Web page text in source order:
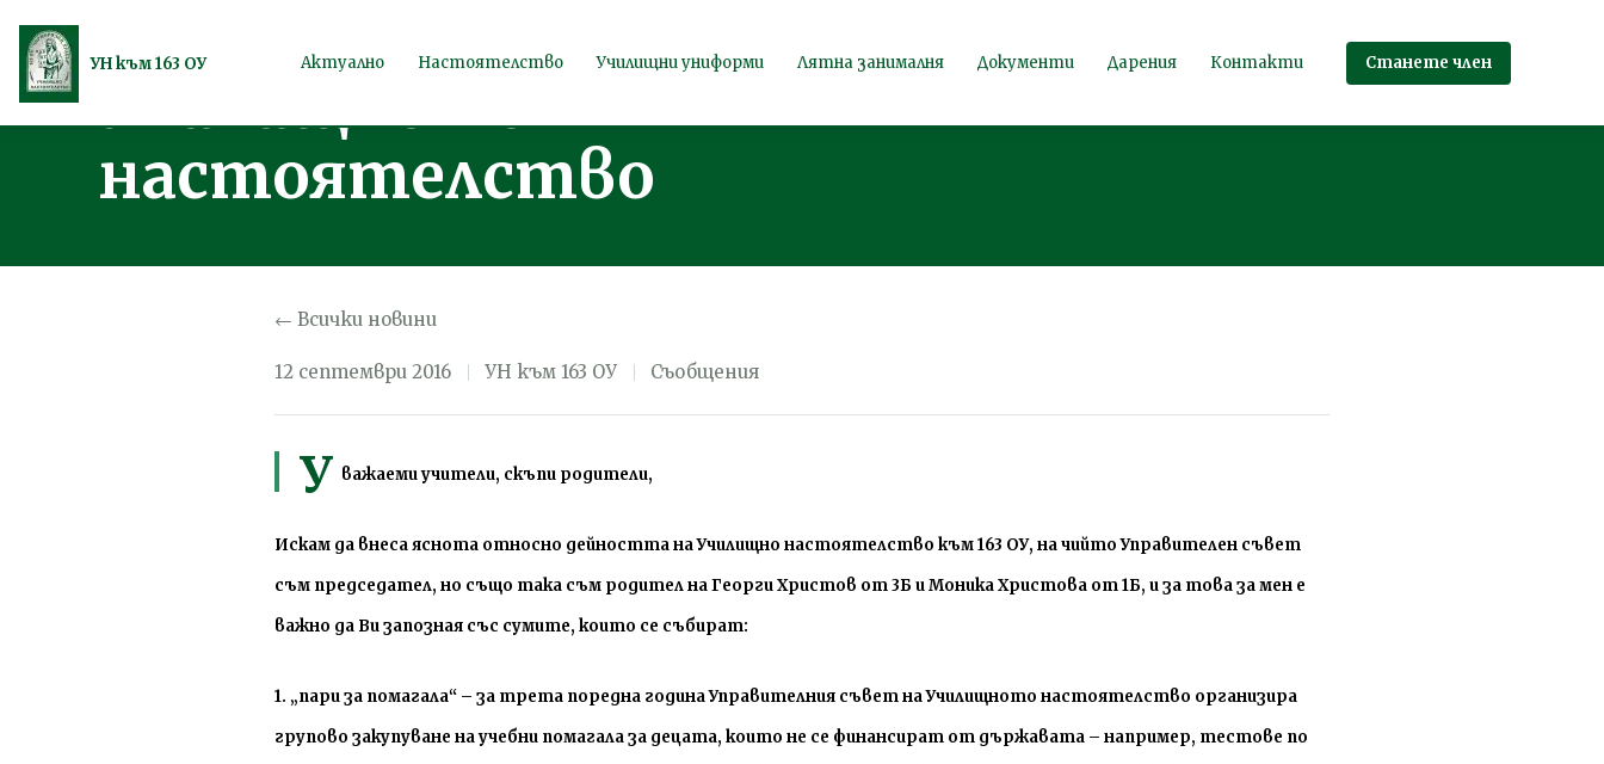
Продължете
към
УН към 163 ОУ Актуално Настоятелство Училищни униформи Лятна занималня Документи Дарения Контакти Станете член
Георги Христов за
Училищното
настоятелство
← Всички новини
12 септември 2016 УН към 163 ОУ Съобщения
У важаеми учители, скъпи родители,
Искам да внеса яснота относно дейността на Училищно настоятелство към 163 ОУ, на чийтоУправителен съвет
съм председател, но също така съм родител на Георги Христов от 3Б и Моника Христова от 1Б, и за това за мен е
важно да Ви запозная със сумите, които се събират:
1. „пари за помагала“ – за трета поредна година Управителния съвет на Училищното настоятелство организира
групово закупуване на учебни помагала за децата, които не се финансират от държавата – например, тестове по